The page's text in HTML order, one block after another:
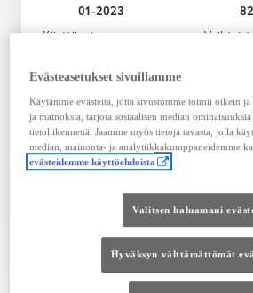
01-2023
Käyttövoima
Vaihteisto
Näytä lisää
38 900,00 €
495,36 € / kk
Tutustu autoon
Vertaile
Evästeasetukset sivuillamme
Käytämme evästeitä, jotta sivustomme toimii oikein
ja mainoksia, tarjota sosiaalisen median
tietoliikennettä. Jaamme myös tietoja tavasta, jolla
median, mainonta- ja analytiikkakumppaneidemme
evästeidemme käyttöehdoista
Valitsen haluamani
Hyväksyn välttämättömät